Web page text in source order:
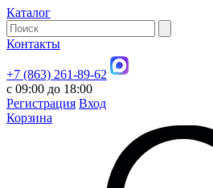
Каталог
Контакты
+7 (863) 261-89-62
с 09:00 до 18:00
Регистрация Вход
Корзина